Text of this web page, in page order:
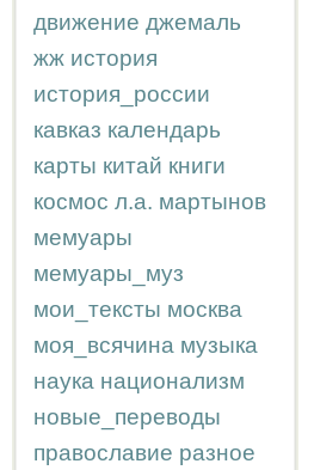
движение джемаль
жж история
история_россии
кавказ календарь
карты китай книги
космос л.а. мартынов
мемуары
мемуары_муз
мои_тексты москва
моя_всячина музыка
наука национализм
новые_переводы
православие разное